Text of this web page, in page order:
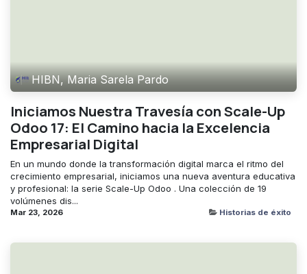
HIBN, Maria Sarela Pardo
Iniciamos Nuestra Travesía con Scale-Up
Odoo 17: El Camino hacia la Excelencia
Empresarial Digital
En un mundo donde la transformación digital marca el ritmo del
crecimiento empresarial, iniciamos una nueva aventura educativa
y profesional: la serie Scale-Up Odoo . Una colección de 19
volúmenes dis...
Mar 23, 2026 Historias de éxito